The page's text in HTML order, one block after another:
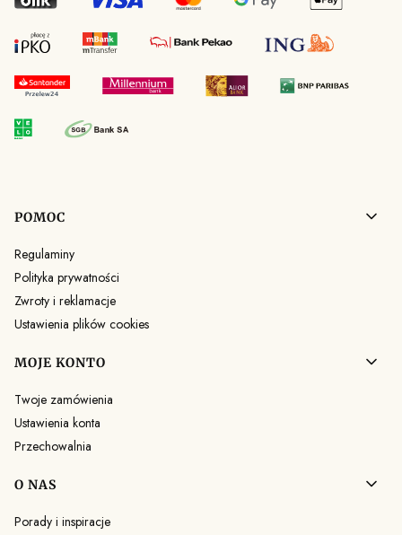
Linki w stopce
POMOC
Regulaminy
Polityka prywatności
Zwroty i reklamacje
Ustawienia plików cookies
MOJE KONTO
Twoje zamówienia
Ustawienia konta
Przechowalnia
O NAS
Porady i inspiracje